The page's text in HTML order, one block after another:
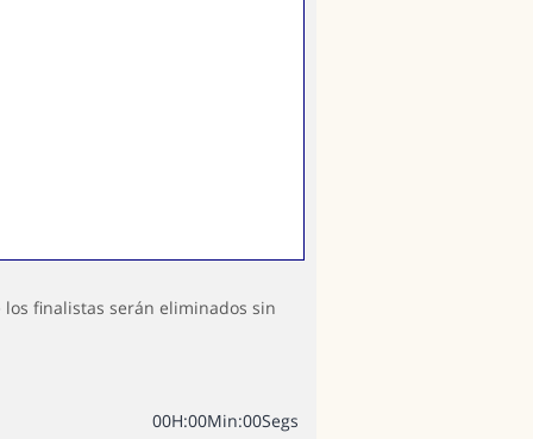
finalistas serán eliminados sin
00H:00Min:00Segs